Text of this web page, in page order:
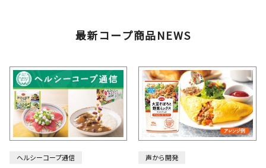
最新コープ商品NEWS
ヘルシーコープ通信 声から開発